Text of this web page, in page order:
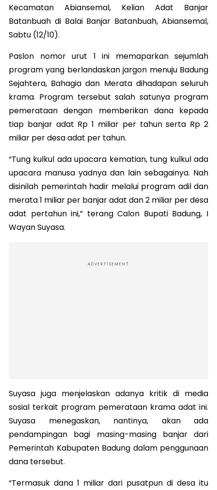
Kecamatan Abiansemal, Kelian Adat Banjar
Batanbuah di Balai Banjar Batanbuah, Abiansemal,
Sabtu (12/10).
Paslon nomor urut 1 ini memaparkan sejumlah
program yang berlandaskan jargon menuju Badung
Sejahtera, Bahagia dan Merata dihadapan seluruh
krama. Program tersebut salah satunya program
pemerataan dengan memberikan dana kepada
tiap banjar adat Rp 1 miliar per tahun serta Rp 2
miliar per desa adat per tahun.
“Tung kulkul ada upacara kematian, tung kulkul ada
upacara manusa yadnya dan lain sebagainya. Nah
disinilah pemerintah hadir melalui program adil dan
merata 1 miliar per banjar adat dan 2 miliar per desa
adat pertahun ini,” terang Calon Bupati Badung, I
Wayan Suyasa.
ADVERTISEMENT
Suyasa juga menjelaskan adanya kritik di media
sosial terkait program pemerataan krama adat ini.
Suyasa menegaskan, nantinya, akan ada
pendampingan bagi masing-masing banjar dari
Pemerintah Kabupaten Badung dalam penggunaan
dana tersebut.
“Termasuk dana 1 miliar dari pusatpun di desa itu